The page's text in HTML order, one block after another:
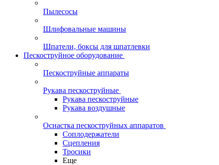
Пылесосы
Шлифовальные машины
Шпатели, боксы для шпатлевки
Пескоструйное оборудование
Пескоструйные аппараты
Рукава пескоструйные
Рукава пескоструйные
Рукава воздушные
Оснастка пескоструйных аппаратов
Соплодержатели
Сцепления
Тросики
Еще